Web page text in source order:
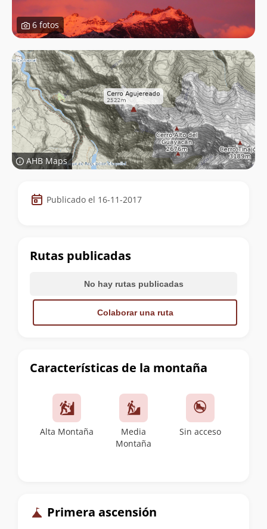
6 fotos
AHB Maps
Datos
de
cumbre
Publicado el 16-11-2017
Características de la montaña
Alta Montaña
Media
Montaña
Sin acceso
Primera ascensión
Rutas publicadas
No hay rutas publicadas
Colaborar una ruta